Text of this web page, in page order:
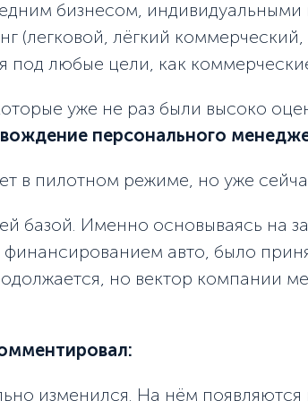
бизнесом,
(легковой, лёгкий
любые цели, как
уже не раз были высоко
персонального
в пилотном режиме, но уже
базой. Именно основываясь на
авто, было
но вектор компании
изменился. На нём